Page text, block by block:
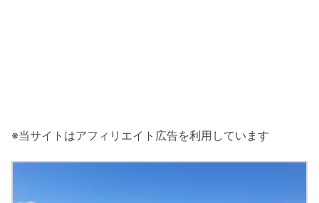
※当サイトはアフィリエイト広告を利用しています